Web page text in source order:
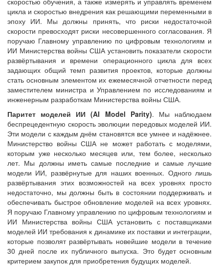
цикла и скоростью внедрения как решающими переменными в
эпоху ИИ. Мы должны принять, что риски недостаточной
скорости превосходят риски несовершенного согласования. Я
поручаю Главному управлению по цифровым технологиям и
ИИ Министерства войны США установить показатели скорости
развёртывания и времени операционного цикла для всех
задающих общий темп развития проектов, которые должны
стать основным элементом их ежемесячной отчетности перед
заместителем министра и Управлением по исследованиям и
инженерным разработкам Министерства войны США.
Паритет моделей ИИ (AI Model Parity). Мы наблюдаем
беспрецедентную скорость эволюции передовых моделей ИИ.
Эти модели с каждым днём становятся все умнее и надёжнее.
Министерство войны США не может работать с моделями,
которым уже несколько месяцев или, тем более, несколько
лет. Мы должны иметь самые последние и самые лучшие
модели ИИ, развёрнутые для наших военных. Одного лишь
развёртывания этих возможностей на всех уровнях просто
недостаточно, мы должны быть в состоянии поддерживать и
обеспечивать быстрое обновление моделей на всех уровнях.
Я поручаю Главному управлению по цифровым технологиям и
ИИ Министерства войны США установить с поставщиками
моделей ИИ требования к динамике их поставки и интеграции,
которые позволят развёртывать новейшие модели в течение
30 дней после их публичного выпуска. Это будет основным
критерием закупок для приобретения будущих моделей.